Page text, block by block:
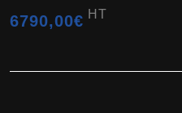
6790,00€ HT